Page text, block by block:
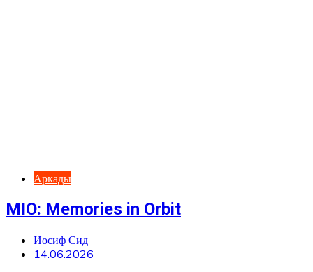
Аркады
MIO: Memories in Orbit
Иосиф Сид
14.06.2026